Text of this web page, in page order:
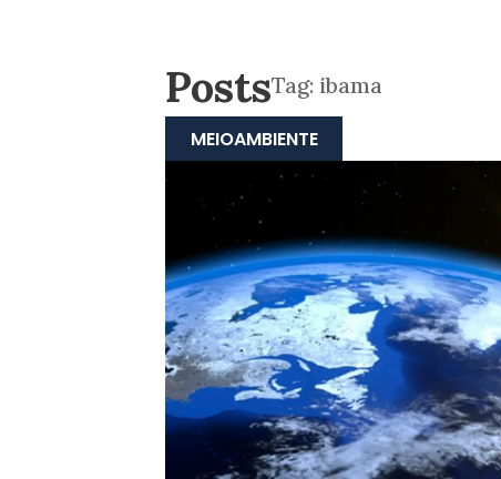
PostsTag: ibama
MEIOAMBIENTE